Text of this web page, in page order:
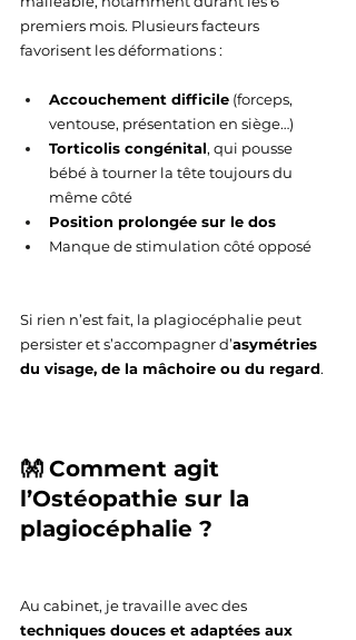
premiers mois. Plusieurs facteurs
favorisent les déformations :
Accouchement difficile (forceps,
ventouse, présentation en siège…)
Torticolis congénital, qui pousse
bébé à tourner la tête toujours du
même côté
Position prolongée sur le dos
Manque de stimulation côté opposé
Si rien n’est fait, la plagiocéphalie peut
persister et s’accompagner d’asymétries
du visage, de la mâchoire ou du regard.
👐 Comment agit
l’Ostéopathie sur la
plagiocéphalie ?
Au cabinet, je travaille avec des
techniques douces et adaptées aux